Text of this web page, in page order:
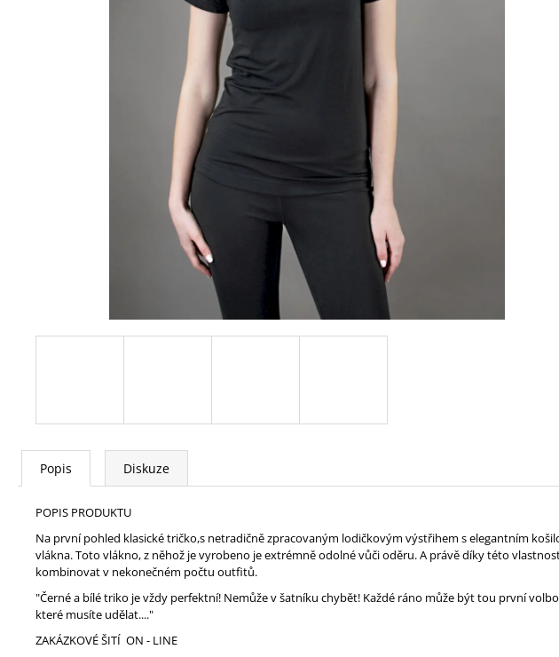
Popis Diskuze
POPIS PRODUKTU
Na první pohled klasické tričko,s netradičně zpracovaným lodičkovým výstřihem s elegantním
vlákna. Toto vlákno, z něhož je vyrobeno je extrémně odolné vůči oděru. A právě díky této
kombinovat v nekonečném počtu outfitů.
"Černé a bílé triko je vždy perfektní! Nemůže v šatníku chybět! Každé ráno může být tou první
které musíte udělat...."
ZAKÁZKOVÉ ŠITÍ ON - LINE